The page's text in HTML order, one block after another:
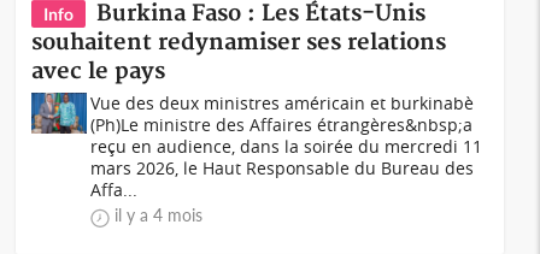
Info
Burkina Faso : Les États-Unis
souhaitent redynamiser ses relations
avec le pays
Vue des deux ministres américain et burkinabè
(Ph)Le ministre des Affaires étrangères&nbsp;a
reçu en audience, dans la soirée du mercredi 11
mars 2026, le Haut Responsable du Bureau des
Affa...
il y a 4 mois